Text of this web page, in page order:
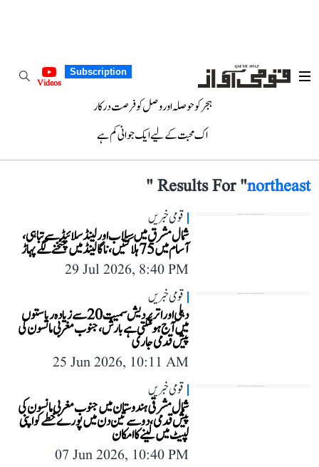
Subscription
Videos
ہجر کو حوصلہ اور وصل کو فرصت درکار
اک محبت کے لیے ایک جوانی کم ہے
Results For "northeast
"
قومی خبریں
شمال مشرق میں سیلاب اور لینڈ سلائیڈ سے تباہی،
آسام میں 75 ہلاکتیں، ناگالینڈ میں چٹخنے لگے پہاڑ
29 Jul 2026, 8:40 PM
قومی خبریں
دہلی اور اتر پردیش سمیت 20 سے زیادہ ریاستوں
میں آج ہوسکتی ہے بارش، جنوب مغربی مانسون کی
پیش قدمی جاری
25 Jun 2026, 10:11 AM
قومی خبریں
شمال مشرقی ہندوستان میں جنوب مغربی مانسون کی
پیش قدمی، دو سے تین دن میں پورے خطے کو اپنی
لپیٹ میں لینے کا امکان
07 Jun 2026, 10:40 PM